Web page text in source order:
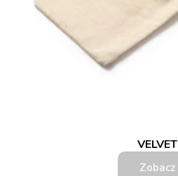
VELVET
Zobacz